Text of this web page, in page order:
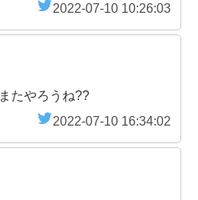
2022-07-10 10:26:03
たやろうね??
2022-07-10 16:34:02